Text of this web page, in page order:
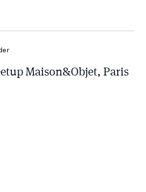
Maison&Objet, Paris